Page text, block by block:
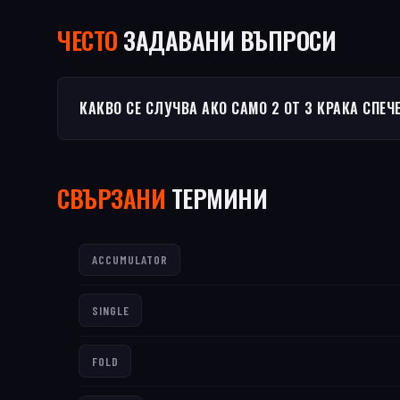
ЧЕСТO ЗАДАВАНИ ВЪПРОСИ
КАКВО СЕ СЛУЧВА АКО САМО 2 ОТ 3 КРАКА
СВЪРЗАНИ ТЕРМИНИ
ACCUMULATOR
SINGLE
FOLD